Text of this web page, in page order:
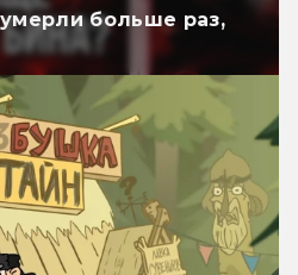
больше раз,